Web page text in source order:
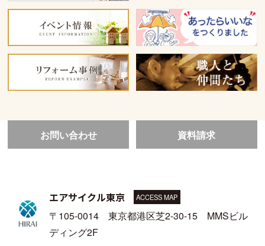
お問い合わせ 資料請求
エアサイクル東京 ACCESS MAP
〒105-0014 東京都港区芝2-30-15 MMSビル
ディング2F